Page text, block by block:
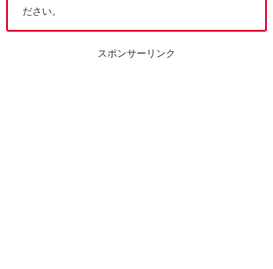
ださい。
スポンサーリンク